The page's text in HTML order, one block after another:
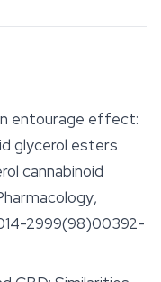
entourage effect:
glycerol esters
cannabinoid
,
2999(98)00392-